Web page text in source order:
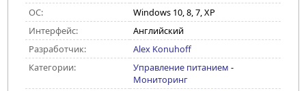
ОС:
Windows 10, 8, 7, XP
Интерфейс:
Английский
Разработчик:
Alex Konuhoff
Категории:
Управление питанием -
Мониторинг